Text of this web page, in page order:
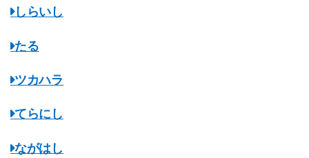
しらいし
たる
ツカハラ
てらにし
ながはし